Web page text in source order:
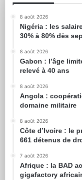
8 août 2026
Nigéria : les
30% à 80% dès
8 août 2026
Gabon : l’âge
relevé à 40 ans
8 août 2026
Angola :
domaine militaire
8 août 2026
Côte d’Ivoire : le
661 détenus de
7 août 2026
Afrique : la BAD
gigafactory